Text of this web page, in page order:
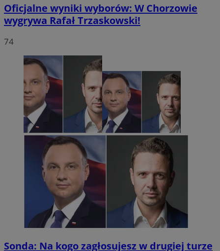
Oficjalne wyniki wyborów: W Chorzowie
wygrywa Rafał Trzaskowski!
74
Sonda: Na kogo zagłosujesz w drugiej turze